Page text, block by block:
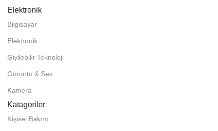
Elektronik
Bilgisayar
Elektronik
Giyilebilir Teknoloji
Görüntü & Ses
Kamera
Katagoriler
Kişisel Bakım